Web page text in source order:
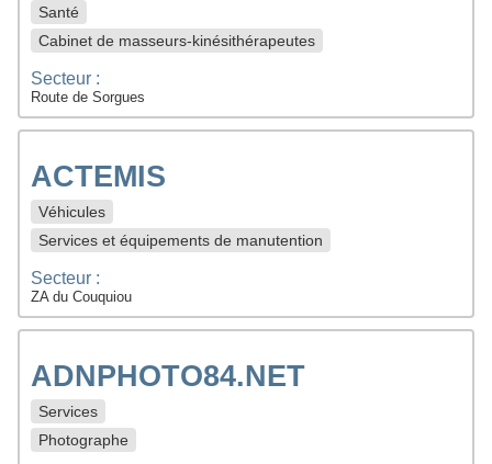
Santé
Cabinet de masseurs-kinésithérapeutes
Secteur :
Route de Sorgues
ACTEMIS
Véhicules
Services et équipements de manutention
Secteur :
ZA du Couquiou
ADNPHOTO84.NET
Services
Photographe